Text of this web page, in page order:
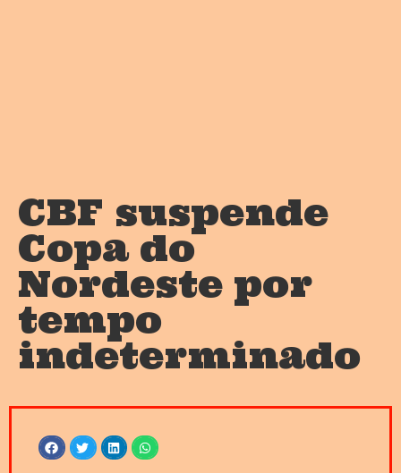
CBF suspende
Copa do
Nordeste por
tempo
indeterminado